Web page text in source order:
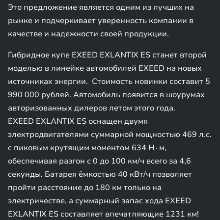
Это предложение является одним из лучших на
рынке и подчеркивает уверенность компании в
качестве и надежности своей продукции.
Гибридное купе EXEED EXLANTIX ES станет второй
моделью в линейке автомобилей EXEED на новых
источниках энергии. Стоимость новинки составит 5
990 000 рублей. Автомобиль появится в шоурумах
авторизованных дилеров летом этого года.
EXEED EXLANTIX ES оснащен двумя
электродвигателями суммарной мощностью 469 л.с.
с пиковым крутящим моментом 634 Н∙м,
обеспечивая разгон с 0 до 100 км/ч всего за 4,6
секунды. Батарея ёмкостью 40 кВт/ч позволяет
пройти расстояние до 180 км только на
электричестве, а суммарный запас хода EXEED
EXLANTIX ES составляет впечатляющие 1231 км!